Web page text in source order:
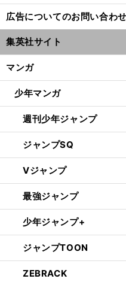
広告についてのお問い合わせ
集英社サイト
マンガ
少年マンガ
週刊少年ジャンプ
ジャンプSQ
Vジャンプ
最強ジャンプ
少年ジャンプ+
ジャンプTOON
ZEBRACK